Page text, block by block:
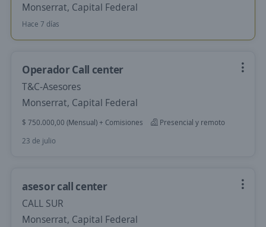
Monserrat, Capital Federal
Hace 7 días
Operador Call center
T&C-Asesores
Monserrat, Capital Federal
$ 750.000,00 (Mensual) + Comisiones
Presencial y remoto
23 de julio
asesor call center
CALL SUR
Monserrat, Capital Federal